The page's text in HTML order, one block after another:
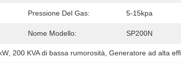
Pressione Del Gas: 5-15kpa
Nome Modello: SP200N
200 KVA di bassa rumorosità , Generatore ad alta